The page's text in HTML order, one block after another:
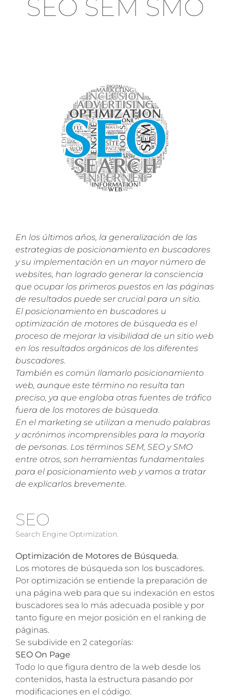
SEO SEM SMO
En los últimos años, la generalización de las
estrategias de posicionamiento en buscadores
y su implementación en un mayor número de
websites, han logrado generar la consciencia
que ocupar los primeros puestos en las páginas
de resultados puede ser crucial para un sitio.
El posicionamiento en buscadores u
optimización de motores de búsqueda es el
proceso de mejorar la visibilidad de un sitio web
en los resultados orgánicos de los diferentes
buscadores.
También es común llamarlo posicionamiento
web, aunque este término no resulta tan
preciso, ya que engloba otras fuentes de tráfico
fuera de los motores de búsqueda.
En el marketing se utilizan a menudo palabras
y acrónimos incomprensibles para la mayoría
de personas. Los términos SEM, SEO y SMO
entre otros, son herramientas fundamentales
para el posicionamiento web y vamos a tratar
de explicarlos brevemente.
SEO
Search Engine Optimization.
Optimización de Motores de Búsqueda.
Los motores de búsqueda son los buscadores.
Por optimización se entiende la preparación de
una página web para que su indexación en estos
buscadores sea lo más adecuada posible y por
tanto figure en mejor posición en el ranking de
páginas.
Se subdivide en 2 categorías:
SEO On Page
Todo lo que figura dentro de la web desde los
contenidos, hasta la estructura pasando por
modificaciones en el código.